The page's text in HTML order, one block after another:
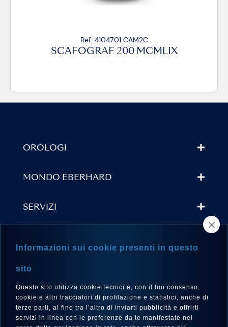
Ref. 41047.01 CAM2C
SCAFOGRAF 200 MCMLIX
OROLOGI
MONDO EBERHARD
SERVIZI
LINGUA
Informazioni sui cookie presenti in questo
sito
Questo sito utilizza cookie tecnici e, con il tuo consenso,
cookie e altri tracciatori di profilazione e statistici, anche di
terze parti, al fine tra l’altro di inviarti pubblicità e offrirti
servizi in linea con le preferenze da te manifestate nel